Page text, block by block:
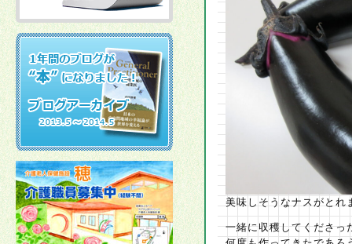
美味しそうなナスがとれ
一緒に収穫してくださっ